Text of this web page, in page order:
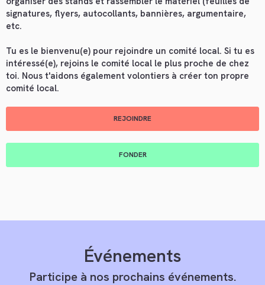
signatures, flyers, autocollants, bannières, argumentaire,
etc.
Tu es le bienvenu(e) pour rejoindre un comité local. Si tu es
intéressé(e), rejoins le comité local le plus proche de chez
toi. Nous t'aidons également volontiers à créer ton propre
comité local.
REJOINDRE
FONDER
Événements
Participe à nos prochains événements.